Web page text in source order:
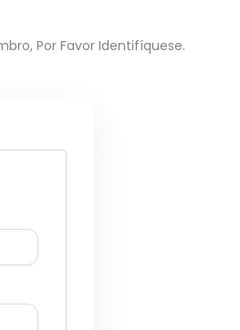
Por Favor Identifíquese.